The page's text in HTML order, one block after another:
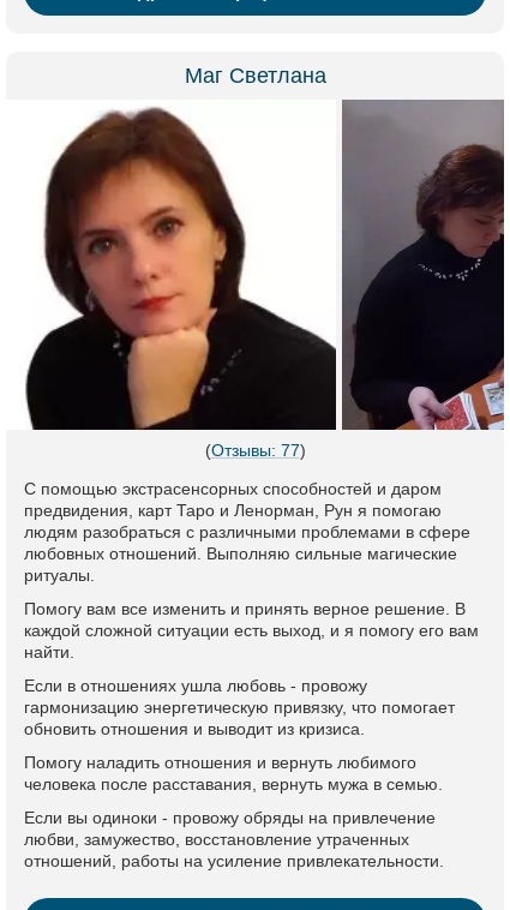
Маг Светлана
(Отзывы: 77)
С помощью экстрасенсорных способностей и даром
предвидения, карт Таро и Ленорман, Рун я помогаю
людям разобраться с различными проблемами в сфере
любовных отношений. Выполняю сильные магические
ритуалы.
Помогу вам все изменить и принять верное решение. В
каждой сложной ситуации есть выход, и я помогу его вам
найти.
Если в отношениях ушла любовь - провожу
гармонизацию энергетическую привязку, что помогает
обновить отношения и выводит из кризиса.
Помогу наладить отношения и вернуть любимого
человека после расставания, вернуть мужа в семью.
Если вы одиноки - провожу обряды на привлечение
любви, замужество, восстановление утраченных
отношений, работы на усиление привлекательности.